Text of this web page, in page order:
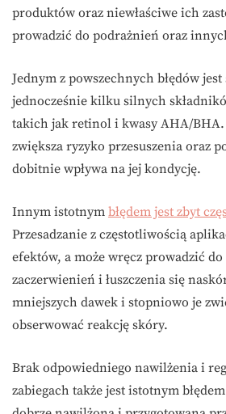
produktów oraz niewłaściwe ich
prowadzić do podrażnień oraz
Jednym z powszechnych błędów
jednocześnie kilku silnych
takich jak retinol i kwasy AHA/BHA.
zwiększa ryzyko przesuszenia oraz
dobitnie wpływa na jej kondycję.
Innym istotnym błędem jest zbyt
Przesadzanie z częstotliwością
efektów, a może wręcz prowadzić
zaczerwienień i łuszczenia się
mniejszych dawek i stopniowo je
obserwować reakcję skóry.
Brak odpowiedniego nawilżenia i
zabiegach także jest istotnym